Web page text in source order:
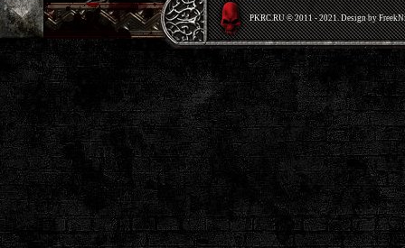
PKRС.RU © 2011 - 2021. Design by